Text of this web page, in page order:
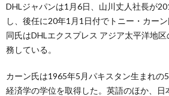
DHLジャパンは1月6日、山川丈人社長が
し、後任に20年1月1日付でトニー・カーン
同氏はDHLエクスプレス アジア太平洋地
務している。
カーン氏は1965年5月パキスタン生まれの
経済学の学位を取得した。英語のほか、日